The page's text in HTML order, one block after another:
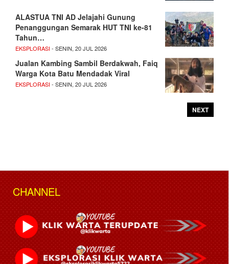
ALASTUA TNI AD Jelajahi Gunung
Penanggungan Semarak HUT TNI ke-81
Tahun…
EKSPLORASI- SENIN, 20 JUL 2026
Jualan Kambing Sambil Berdakwah, Faiq
Warga Kota Batu Mendadak Viral
EKSPLORASI- SENIN, 20 JUL 2026
NEXT
CHANNEL